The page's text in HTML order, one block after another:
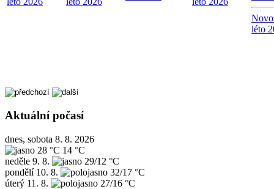
léto
Aktuální počasí
dnes, sobota 8. 8. 2026
28 °C 14 °C
neděle 9. 8.
29/12 °C
pondělí 10. 8.
32/17 °C
úterý 11. 8. 27/16 °C